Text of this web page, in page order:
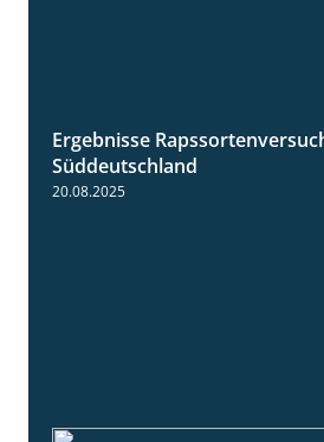
Ergebnisse
Süddeutschland
20.08.2025